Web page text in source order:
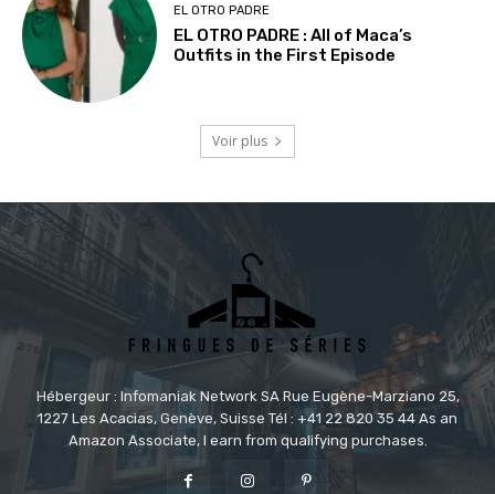
EL OTRO PADRE
EL OTRO PADRE : All of Maca’s
Outfits in the First Episode
Voir plus
Hébergeur : Infomaniak Network SA Rue Eugène-Marziano 25,
1227 Les Acacias, Genève, Suisse Tél : +41 22 820 35 44 As an
Amazon Associate, I earn from qualifying purchases.